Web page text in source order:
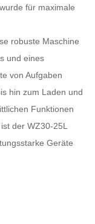
für maximale
robuste Maschine
und eines
von Aufgaben
hin zum Laden und
Funktionen
der WZ30-25L
Geräte